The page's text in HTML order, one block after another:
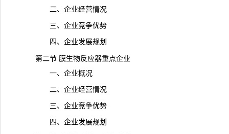
二、企业经营情况
三、企业竞争优势
四、企业发展规划
第二节 膜生物反应器重点企业
一、企业概况
二、企业经营情况
三、企业竞争优势
四、企业发展规划